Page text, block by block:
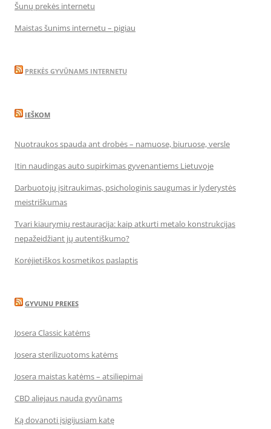
Šunų prekės internetu
Maistas šunims internetu – pigiau
PREKĖS GYVŪNAMS INTERNETU
IEŠKOM
Nuotraukos spauda ant drobės – namuose, biuruose, versle
Itin naudingas auto supirkimas gyvenantiems Lietuvoje
Darbuotojų įsitraukimas, psichologinis saugumas ir lyderystės
meistriškumas
Tvari kiaurymių restauracija: kaip atkurti metalo konstrukcijas
nepažeidžiant jų autentiškumo?
Korėjietiškos kosmetikos paslaptis
GYVUNU PREKES
Josera Classic katėms
Josera sterilizuotoms katėms
Josera maistas katėms – atsiliepimai
CBD aliejaus nauda gyvūnams
Ką dovanoti įsigijusiam katę